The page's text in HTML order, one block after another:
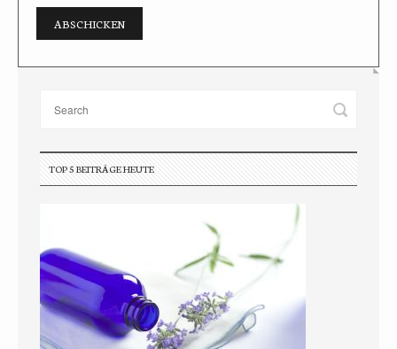
TOP 5 BEITRÄGE HEUTE